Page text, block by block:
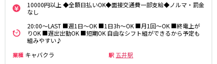
10000円以上 ◆全額日払いOK◆面接交通費一部支給◆ノルマ・罰金
なし
20:00～LAST ■週1日～OK ■1日3h～OK ■月1回～OK ■終電上が
りOK ■遅出出勤OK ■短期OK 自由なシフト組ができるから予定も
組みやすい♪
業種 キャバクラ 駅 五井駅
土浦
水戸
取手
茨城県南
日立
神栖・鹿嶋
北茨城
淡路町駅
四ツ谷駅
四谷三丁目駅
JR京浜東北線